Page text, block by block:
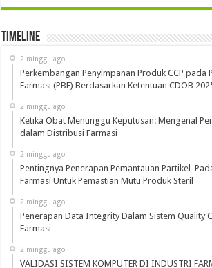
Timeline
2 minggu ago
Perkembangan Penyimpanan Produk CCP pada
Farmasi (PBF) Berdasarkan Ketentuan CDOB
2 minggu ago
Ketika Obat Menunggu Keputusan: Mengenal
dalam Distribusi Farmasi
2 minggu ago
Pentingnya Penerapan Pemantauan Partikel
Farmasi Untuk Pemastian Mutu Produk Steril
2 minggu ago
Penerapan Data Integrity Dalam Sistem Quality
Farmasi
2 minggu ago
VALIDASI SISTEM KOMPUTER DI INDUSTRI